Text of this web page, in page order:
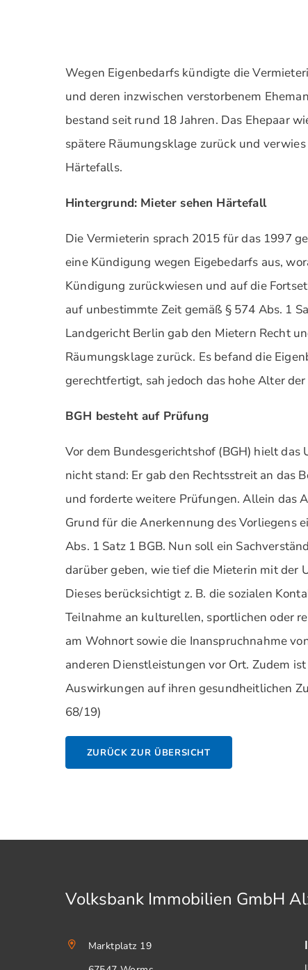
Wegen Eigenbedarfs kündigte die
und deren inzwischen verstorbenem
bestand seit rund 18 Jahren. Das Ehepaar
spätere Räumungsklage zurück und
Härtefalls.
Hintergrund: Mieter sehen Härtefall
Die Vermieterin sprach 2015 für das 1997
eine Kündigung wegen Eigebedarfs aus,
Kündigung zurückwiesen und auf die
auf unbestimmte Zeit gemäß § 574 Abs. 1
Landgericht Berlin gab den Mietern Recht
Räumungsklage zurück. Es befand die
gerechtfertigt, sah jedoch das hohe Alter
BGH besteht auf Prüfung
Vor dem Bundesgerichtshof (BGH) hielt das
nicht stand: Er gab den Rechtsstreit an das
und forderte weitere Prüfungen. Allein das
Grund für die Anerkennung des Vorliegens
Abs. 1 Satz 1 BGB. Nun soll ein
darüber geben, wie tief die Mieterin mit der
Dieses berücksichtigt z. B. die sozialen
Teilnahme an kulturellen, sportlichen oder
am Wohnort sowie die Inanspruchnahme
anderen Dienstleistungen vor Ort. Zudem
Auswirkungen auf ihren gesundheitlichen
68/19)
ZURÜCK ZUR ÜBERSICHT
Volksbank Immobilien GmbH
Marktplatz 19